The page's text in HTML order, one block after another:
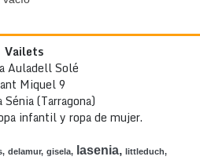
Vailets
Auladell Solé
Miquel 9
(Tarragona)
infantil y ropa de mujer.
delamur gisela lasenia littleduch